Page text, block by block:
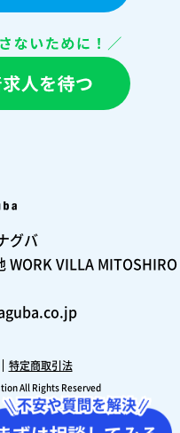
グバ
WORK VILLA MITOSHIRO
特定商取引法
All Rights Reserved